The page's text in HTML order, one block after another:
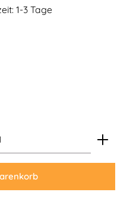
1-3 Tage
gewünschten Wert ein